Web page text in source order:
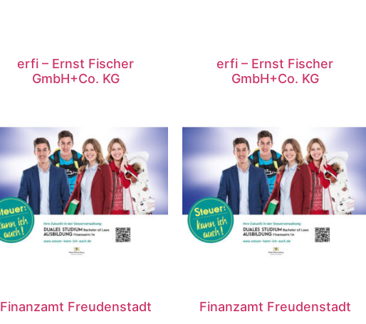
erfi – Ernst Fischer
GmbH+Co. KG
erfi – Ernst Fischer
GmbH+Co. KG
Finanzamt Freudenstadt Finanzamt Freudenstadt